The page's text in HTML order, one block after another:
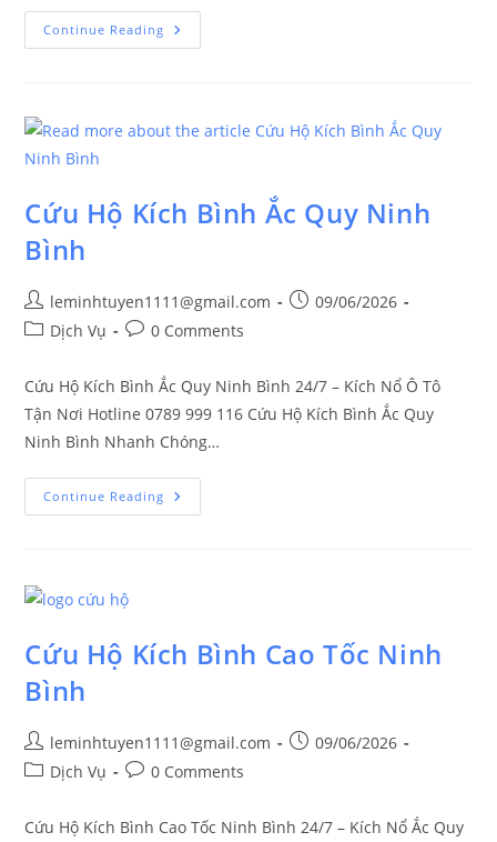
Continue Reading
Cứu Hộ Kích Bình Ắc Quy Ninh
Bình
leminhtuyen1111@gmail.com
09/06/2026
Dịch Vụ
0 Comments
Cứu Hộ Kích Bình Ắc Quy Ninh Bình 24/7 – Kích Nổ Ô Tô
Tận Nơi Hotline 0789 999 116 Cứu Hộ Kích Bình Ắc Quy
Ninh Bình Nhanh Chóng…
Continue Reading
Cứu Hộ Kích Bình Cao Tốc Ninh
Bình
leminhtuyen1111@gmail.com
09/06/2026
Dịch Vụ
0 Comments
Cứu Hộ Kích Bình Cao Tốc Ninh Bình 24/7 – Kích Nổ Ắc Quy